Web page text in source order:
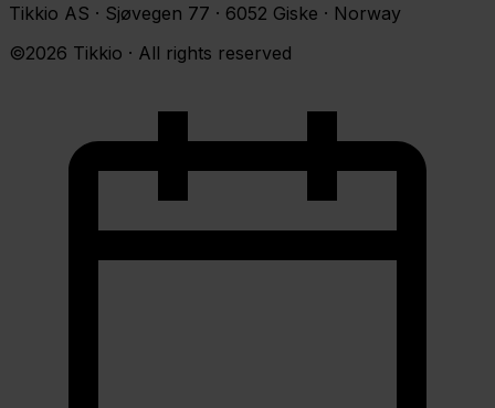
Tikkio AS · Sjøvegen 77 · 6052 Giske · Norway
©2026 Tikkio · All rights reserved